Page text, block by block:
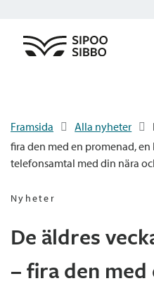
Framsida Alla nyheter
fira den med en promenad,
telefonsamtal med din nära
Nyheter
De äldres
– fira den